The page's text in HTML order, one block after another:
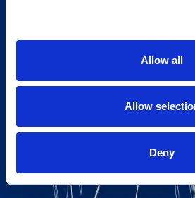
Allow all
Allow
Deny